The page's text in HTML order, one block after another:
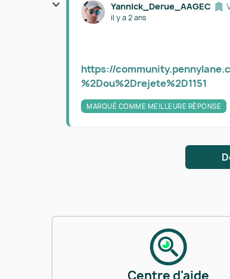
Yannick_Derue_AAGEC
il y a 2 ans
https://
%2Dou%2Drejete%2D1151
MARQUÉ COMME MEILLEURE RÉPONSE
Centre d'aide